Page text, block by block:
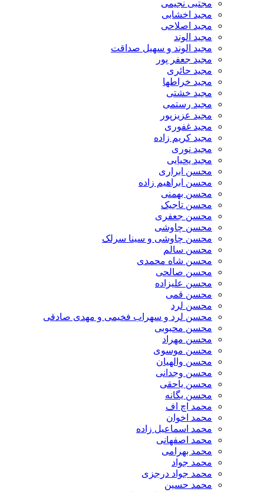
مجتبی نجیمی
مجید اخشابی
مجید اصلاحی
مجید الوند‎
مجید الوند و سهیل صداقت
مجید جعفر پور
مجید حائری
مجید خراطها
مجید خشتی
مجید رستمی
مجید عزیزپور
مجید غفوری
مجید کریم زاده
مجید نوری
مجید یحیایی
محسن ابراری
محسن ابراهیم زاده
محسن بهمنی
محسن تاجیک
محسن جعفری
محسن چاوشی
محسن چاوشی و سینا سرلک
محسن سالم
محسن شاه محمدی
محسن صالحی
محسن علیزاده
محسن قمی
محسن لرد
محسن لرد و سهراب فخیمی و مهدی صادقی
محسن محبوبی
محسن مهراد
محسن موسوی
محسن والهیان
محسن وجدانی
محسن یاحقی
محسن یگانه
محمد اچ اف
محمد اخوان
محمد اسماعیل زاده
محمد اصفهانی
محمد بهرامی
محمد جواد
محمد جواد درجزی
محمد حسین